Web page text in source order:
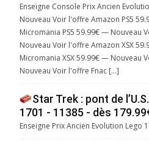
Enseigne Console Prix Ancien
Nouveau Voir l'offre Amazon PS5
Micromania PS5 59.99€ — Nouveau
Nouveau Voir l'offre Amazon XSX
Micromania XSX 59.99€ — Nouveau
Nouveau Voir l'offre Fnac […]
Star Trek : pont de
1701 - 11385 - dès
Enseigne Prix Ancien Evolution